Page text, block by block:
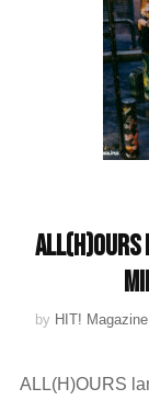
by HIT! Magazine
ALL(H)OURS